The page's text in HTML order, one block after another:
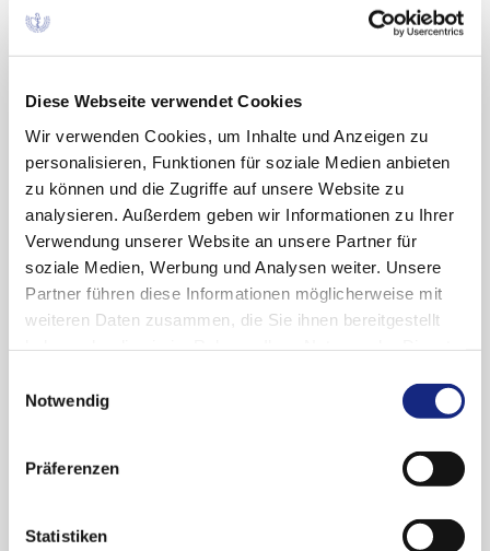
Diese Webseite verwendet Cookies
Wir verwenden Cookies, um Inhalte und Anzeigen zu
personalisieren, Funktionen für soziale Medien anbieten
zu können und die Zugriffe auf unsere Website zu
analysieren. Außerdem geben wir Informationen zu Ihrer
Verwendung unserer Website an unsere Partner für
soziale Medien, Werbung und Analysen weiter. Unsere
Partner führen diese Informationen möglicherweise mit
weiteren Daten zusammen, die Sie ihnen bereitgestellt
Cookies, wenn Sie unsere Webseite weiterhin
Notwendig
Präferenzen
Statistiken
die Tagesaktivität haben, einen Zusatznutzen
pharmazeutische Unternehmer aufgefordert
werden, Studien vorzulegen, die alle relevanten
Altersgruppen einschließen und bei
ausreichender Studien- und
Nachbeobachtungsdauer geeignet sind, einen
potenziellen Zusatznutzen von Daridorexant
hinsichtlich Schlafqualität, Tagesbefindlichkeit
AkdÄ-Stellungnahme